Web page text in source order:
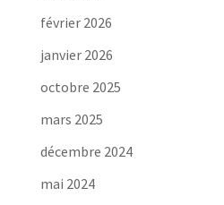
février 2026
janvier 2026
octobre 2025
mars 2025
décembre 2024
mai 2024